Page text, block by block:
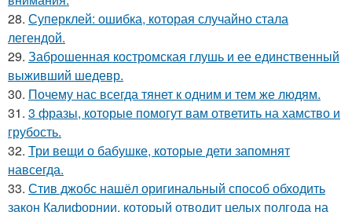
28. Суперклей: ошибка, которая случайно стала
легендой.
29. Заброшенная костромская глушь и ее единственный
выживший шедевр.
30. Почему нас всегда тянет к одним и тем же людям.
31. 3 фразы, которые помогут вам ответить на хамство и
грубость.
32. Три вещи о бабушке, которые дети запомнят
навсегда.
33. Стив джобс нашёл оригинальный способ обходить
закон Калифорнии, который отводит целых полгода на